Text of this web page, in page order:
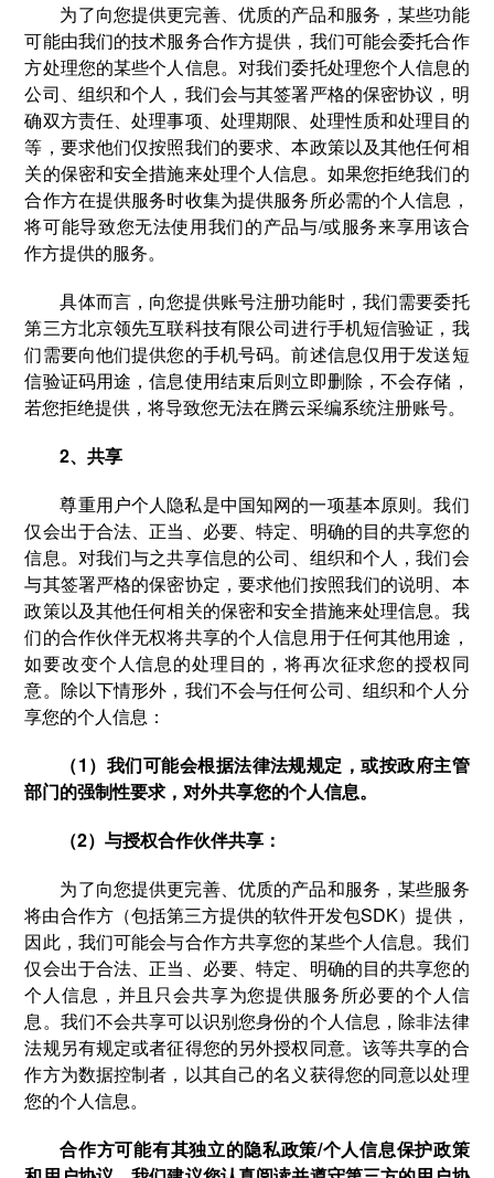
为了向您提供更完善、优质的产品和服务，某些功能
可能由我们的技术服务合作方提供，我们可能会委托合作
方处理您的某些个人信息。对我们委托处理您个人信息的
公司、组织和个人，我们会与其签署严格的保密协议，明
确双方责任、处理事项、处理期限、处理性质和处理目的
等，要求他们仅按照我们的要求、本政策以及其他任何相
关的保密和安全措施来处理个人信息。如果您拒绝我们的
合作方在提供服务时收集为提供服务所必需的个人信息，
将可能导致您无法使用我们的产品与/或服务来享用该合
作方提供的服务。
具体而言，向您提供账号注册功能时，我们需要委托
第三方北京领先互联科技有限公司进行手机短信验证，我
们需要向他们提供您的手机号码。前述信息仅用于发送短
信验证码用途，信息使用结束后则立即删除，不会存储，
若您拒绝提供，将导致您无法在腾云采编系统注册账号。
2、共享
尊重用户个人隐私是中国知网的一项基本原则。我们
仅会出于合法、正当、必要、特定、明确的目的共享您的
信息。对我们与之共享信息的公司、组织和个人，我们会
与其签署严格的保密协定，要求他们按照我们的说明、本
政策以及其他任何相关的保密和安全措施来处理信息。我
们的合作伙伴无权将共享的个人信息用于任何其他用途，
如要改变个人信息的处理目的，将再次征求您的授权同
意。除以下情形外，我们不会与任何公司、组织和个人分
享您的个人信息：
（1）我们可能会根据法律法规规定，或按政府主管
部门的强制性要求，对外共享您的个人信息。
（2）与授权合作伙伴共享：
为了向您提供更完善、优质的产品和服务，某些服务
将由合作方（包括第三方提供的软件开发包SDK）提供，
因此，我们可能会与合作方共享您的某些个人信息。我们
仅会出于合法、正当、必要、特定、明确的目的共享您的
个人信息，并且只会共享为您提供服务所必要的个人信
息。我们不会共享可以识别您身份的个人信息，除非法律
法规另有规定或者征得您的另外授权同意。该等共享的合
作方为数据控制者，以其自己的名义获得您的同意以处理
您的个人信息。
合作方可能有其独立的隐私政策/个人信息保护政策